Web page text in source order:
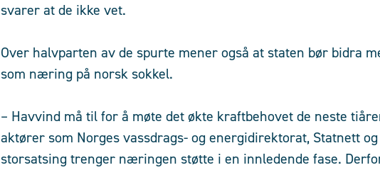
svarer at de ikke vet.
Over halvparten av de spurte mener også at staten bør bidra
som næring på norsk sokkel.
– Havvind må til for å møte det økte kraftbehovet de neste
aktører som Norges vassdrags- og energidirektorat, Statnett
storsatsing trenger næringen støtte i en innledende fase.